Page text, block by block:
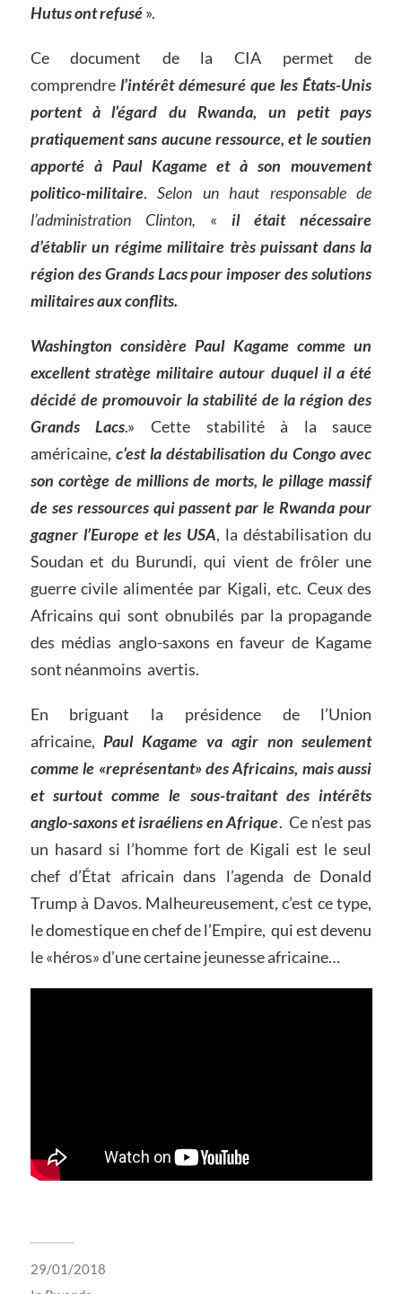
Hutus ont refusé».
Ce document de la CIA permet de
comprendre l’intérêt démesuré que les États-Unis
portent à l’égard du Rwanda, un petit pays
pratiquement sans aucune ressource, et le soutien
apporté à Paul Kagame et à son mouvement
politico-militaire.Selon un haut responsable de
l’administration Clinton, «il était nécessaire
d’établir un régime militaire très puissant dans la
région des Grands Lacs pour imposer des solutions
militaires aux conflits.
Washington considère Paul Kagame comme un
excellent stratège militaire autour duquel il a été
décidé de promouvoir la stabilité de la région des
Grands Lacs.» Cette stabilité à la sauce
américaine, c’est la déstabilisation du Congo avec
son cortège de millions de morts, le pillage massif
de ses ressources qui passent par le Rwanda pour
gagner l’Europe et les USA, la déstabilisation du
Soudan et du Burundi, qui vient de frôler une
guerre civile alimentée par Kigali, etc. Ceux des
Africains qui sont obnubilés par la propagande
des médias anglo-saxons en faveur de Kagame
sont néanmoins avertis.
En briguant la présidence de l’Union
africaine,Paul Kagame va agir non seulement
comme le «représentant» des Africains, mais aussi
et surtout comme le sous-traitant des intérêts
anglo-saxons et israéliens en Afrique. Ce n’est pas
un hasard si l’homme fort de Kigali est le seul
chef d’État africain dans l’agenda de Donald
Trump à Davos. Malheureusement, c’est ce type,
le domestique en chef de l’Empire, qui est devenu
le «héros» d’une certaine jeunesse africaine…
29/01/2018